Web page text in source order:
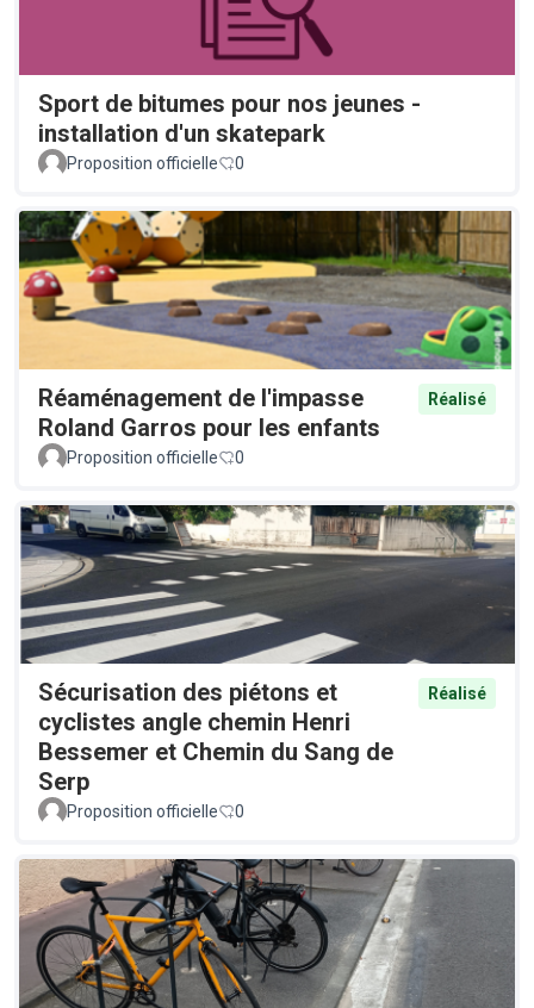
Sport de bitumes pour nos jeunes -
installation d'un skatepark
Proposition officielle 0
Réaménagement de l'impasse
Roland Garros pour les enfants
Réalisé
Proposition officielle 0
Sécurisation des piétons et
cyclistes angle chemin Henri
Bessemer et Chemin du Sang de
Serp
Réalisé
Proposition officielle 0